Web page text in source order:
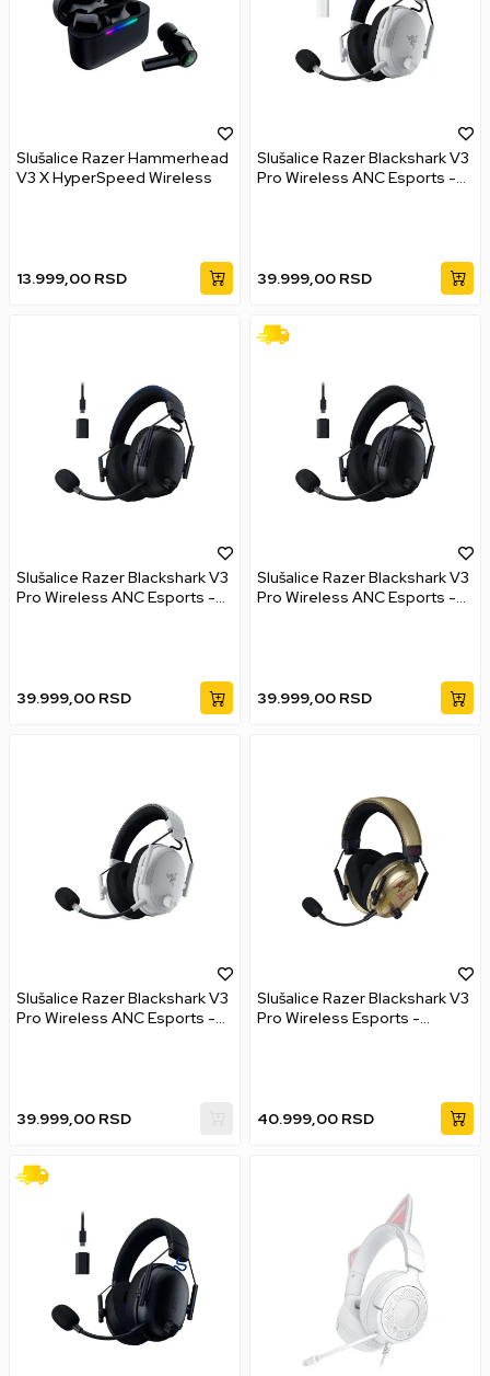
Slušalice Razer Hammerhead
V3 X HyperSpeed Wireless
13.999,00 RSD
Slušalice Razer Blackshark V3
Pro Wireless ANC Esports -
39.999,00 RSD
Slušalice Razer Blackshark V3
Pro Wireless ANC Esports -
39.999,00 RSD
Slušalice Razer Blackshark V3
Pro Wireless ANC Esports -
39.999,00 RSD
Slušalice Razer Blackshark V3
Pro Wireless ANC Esports -
39.999,00 RSD
Slušalice Razer Blackshark V3
Pro Wireless Esports -
40.999,00 RSD